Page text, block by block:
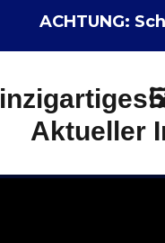
ACHTUNG:
Aktueller